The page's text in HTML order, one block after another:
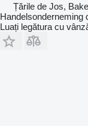
Țările de Jos,
Handelsonderneming
Luați legătura cu